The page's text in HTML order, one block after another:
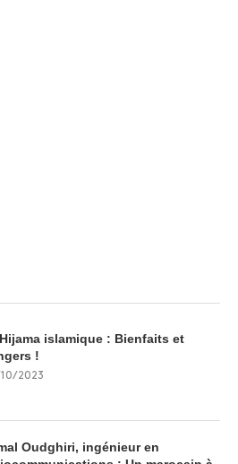
islamique : Bienfaits et
!
2023
Oudghiri, ingénieur en